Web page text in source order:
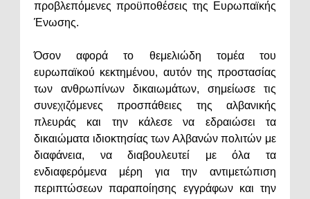
προβλεπόμενες προϋποθέσεις της Ευρωπαϊκής
Ένωσης.
Όσον αφορά το θεμελιώδη τομέα του
ευρωπαϊκού κεκτημένου, αυτόν της προστασίας
των ανθρωπίνων δικαιωμάτων, σημείωσε τις
συνεχιζόμενες προσπάθειες της αλβανικής
πλευράς και την κάλεσε να εδραιώσει τα
δικαιώματα ιδιοκτησίας των Αλβανών πολιτών με
διαφάνεια, να διαβουλευτεί με όλα τα
ενδιαφερόμενα μέρη για την αντιμετώπιση
περιπτώσεων παραποίησης εγγράφων και την